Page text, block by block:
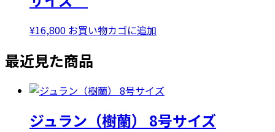
¥16,800 お買い物カゴに追加
最近見た商品
ジュラン（樹蘭） 8号サイズ